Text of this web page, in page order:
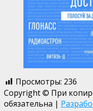
Просмотры: 236
Copyright © При
обязательна |